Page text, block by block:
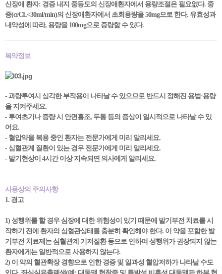
신장애 환자: 경증 내지 중등도의 신장애환자에서 용량조절은 필요없다. 중
증(crCL<30ml/min)의 신장애환자에서 초회용량을 50mg으로 한다. 유효성과
내약성에 따라, 용량을 100mg으로 증량할 수 있다.
복약정보
- 과량투여시 심각한 부작용이 나타날 수 있으므로 반드시 정해진 용법·용량
을 지켜주세요.
- 투여초기나 증량 시 안면홍조, 두통 등의 증상이 일시적으로 나타날 수 있
어요.
- 혈압약을 복용 중인 환자는 전문가에게 미리 알리세요.
- 심혈관계 질환이 있는 경우 전문가에게 미리 알리세요.
- 발기현상이 4시간 이상 지속되면 의사에게 알리세요.
사용상의 주의사항
1. 경고
1) 성행위를 할 경우 심장에 대한 위험성이 있기 때문에 발기부전 치료를 시
작하기 전에 환자의 심혈관상태를 충분히 확인해야 한다. 이 약을 포함한 발
기부전 치료제는 심혈관계 기저질환 등으로 인하여 성행위가 권장되지 않는
환자에게는 일반적으로 사용하지 않는다.
2) 이 약의 혈관확장 경향으로 인한 경증 및 일과성 혈압저하가 나타날 수도